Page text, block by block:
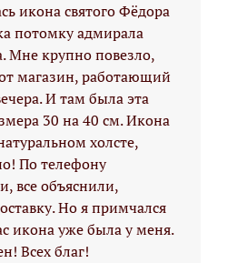
икона святого Фёдора
потомку адмирала
Мне крупно повезло,
магазин, работающий
И там была эта
30 на 40 см. Икона
холсте,
По телефону
все объяснили,
Но я примчался
икона уже была у меня.
Всех благ!